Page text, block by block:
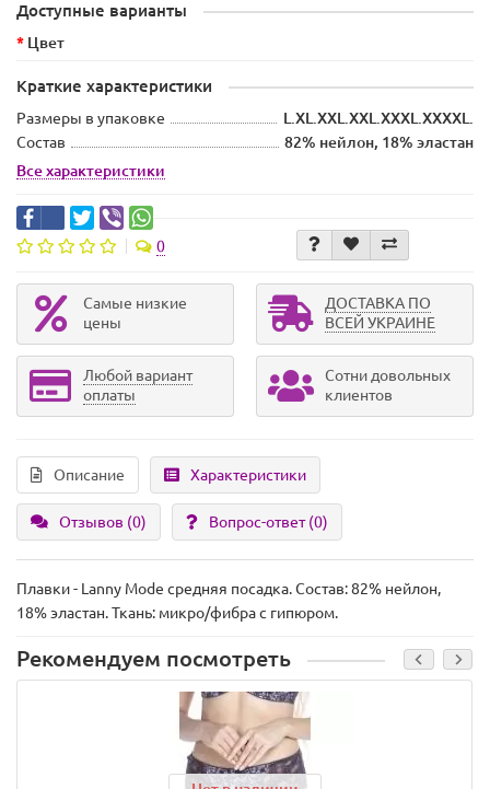
Доступные варианты
Цвет
Краткие характеристики
Размеры в упаковке
L.XL.XXL.XXL.ХХХL.XXXXL.
Состав
82% нейлон, 18% эластан
Все характеристики
0
Самые низкие
цены
ДОСТАВКА ПО
ВСЕЙ УКРАИНЕ
Любой вариант
оплаты
Сотни довольных
клиентов
Описание Характеристики
Отзывов (0) Вопрос-ответ(0)
Плавки - Lanny Mode средняя посадка. Состав: 82% нейлон,
18% эластан. Ткань: микро/фибра с гипюром.
Рекомендуем посмотреть